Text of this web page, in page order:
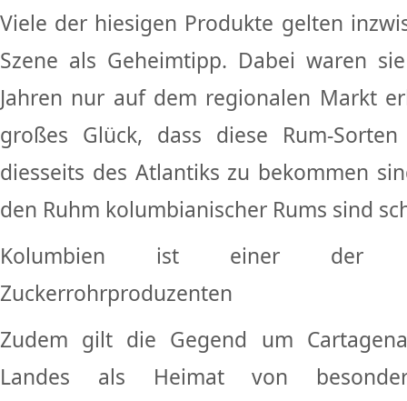
Viele der hiesigen Produkte gelten
Szene als Geheimtipp. Dabei waren
Jahren nur auf dem regionalen Markt
großes Glück, dass diese Rum-
diesseits des Atlantiks zu bekommen
den Ruhm kolumbianischer Rums sind
Kolumbien ist einer der
Zuckerrohrproduzenten
Zudem gilt die Gegend um
Landes als Heimat von